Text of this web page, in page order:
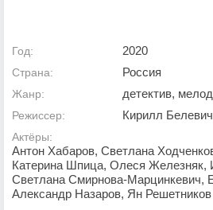
Год: 2020
Страна: Россия
Жанр: детектив,
Режиссер: Кирилл Белевич
Актёры:
Антон Хабаров, Светлана
Катерина Шпица, Олеся Железняк,
Светлана Смирнова-Марцинкевич,
Александр Назаров, Ян Решетников